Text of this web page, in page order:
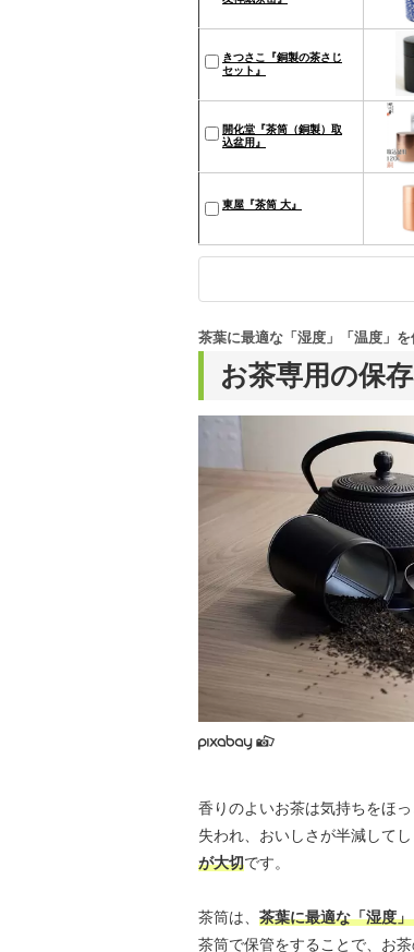
きつさこ『銅製の茶さじ
セット』
開化堂『茶筒（銅製）取
込盆用』
東屋『茶筒 大』
お茶専用の保
茶葉に最適な「湿度」「温度」を
香りのよいお茶は気持ちをほ
失われ、おいしさが半減してし
が大切です。
茶筒は、 茶葉に最適な「湿度
茶筒で保管をすることで、お